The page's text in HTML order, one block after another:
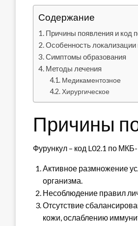
Содержание
Причины появления и код
Особенность локализации
Симптомы образования
Методы лечения
Медикаментозное
Хирургическое
Причины
Фурункул – код L02.1 по
Активное размножение
организма.
Несоблюдение правил
Отсутствие
кожи, ослаблению